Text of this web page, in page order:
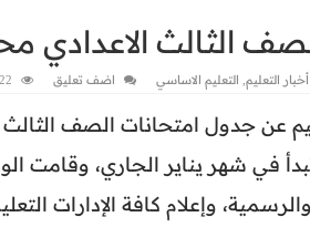
الثالث الاعدادي
أخبار التعليم, التعليم الاساسي اضف تعليق 22 زيارة
في شهر يناير الجاري، وقامت
وإعلام كافة الإدارات